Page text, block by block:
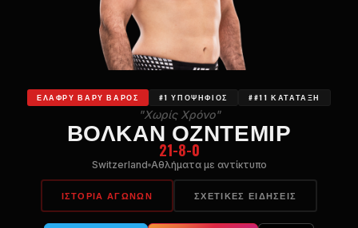
ΕΛΑΦΡΎ ΒΑΡΎ ΒΆΡΟΣ #1 ΥΠΟΨΉΦΙΟΣ ##11 ΚΑΤΆΤΑΞΗ
"Χωρίς Χρόνο"
ΒΟΛΚΆΝ ΟΖΝΤΕΜΊΡ
21-8-0
Switzerland Αθλήματα με αντίκτυπο
ΙΣΤΟΡΊΑ ΑΓΏΝΩΝ ΣΧΕΤΙΚΈΣ ΕΙΔΉΣΕΙΣ